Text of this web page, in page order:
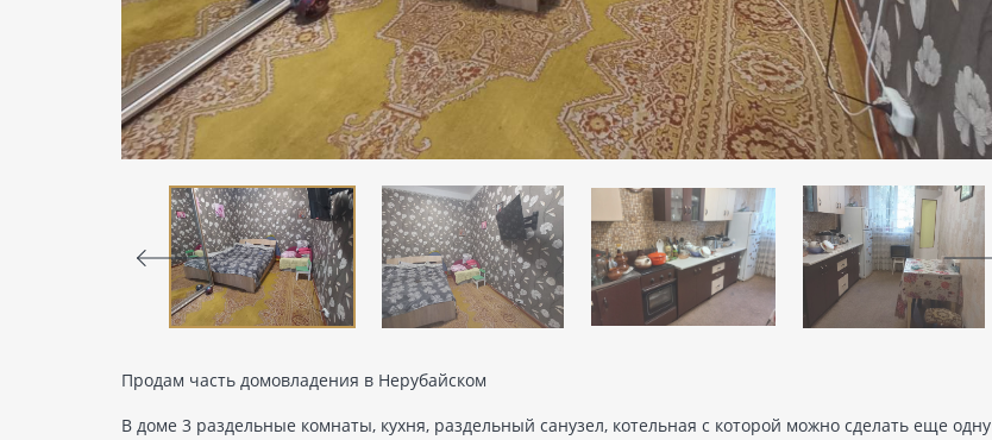
Продам часть домовладения в Нерубайском
В доме 3 раздельные комнаты, кухня, раздельный санузел, котельная с которой можно сделать еще одну